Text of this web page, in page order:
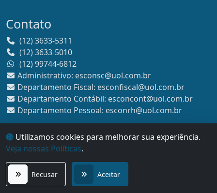
Contato
(12) 3633-5311
(12) 3633-5010
(12) 99744-6812
Administrativo: esconsc@uol.com.br
Departamento Fiscal: esconfiscal@uol.com.br
Departamento Contábil: esconcont@uol.com.br
Departamento Pessoal: esconrh@uol.com.br
COPYRIGHT
2026 - Escritório Escon - Desenvolvido
porSitecontabil®|
Utilizamos cookies para melhorar sua experiência.
Veja nossas Políticas.
Recusar Aceitar